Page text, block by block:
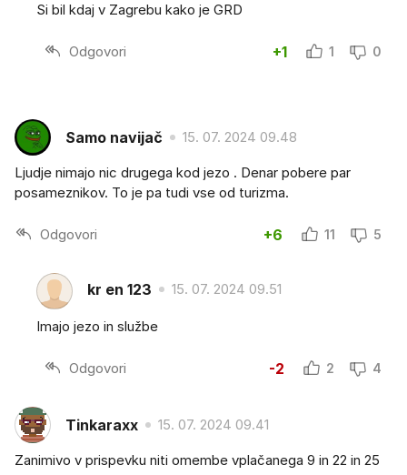
Si bil kdaj v Zagrebu kako je GRD
Odgovori +1 1 0
Samo navijač 15. 07. 2024 09.48
Ljudje nimajo nic drugega kod jezo . Denar pobere par
posameznikov. To je pa tudi vse od turizma.
Odgovori +6 11 5
kr en 123 15. 07. 2024 09.51
Imajo jezo in službe
Odgovori -2 2 4
Tinkaraxx 15. 07. 2024 09.41
Zanimivo v prispevku niti omembe vplačanega 9 in 22 in 25